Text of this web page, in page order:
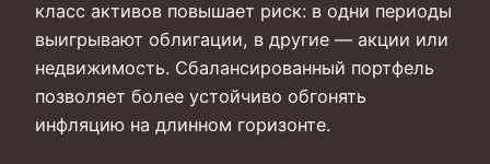
класс активов повышает риск: в одни периоды
выигрывают облигации, в другие — акции или
недвижимость. Сбалансированный портфель
позволяет более устойчиво обгонять
инфляцию на длинном горизонте.